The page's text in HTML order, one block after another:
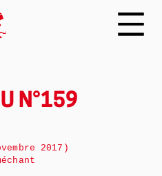
N°159
2017)